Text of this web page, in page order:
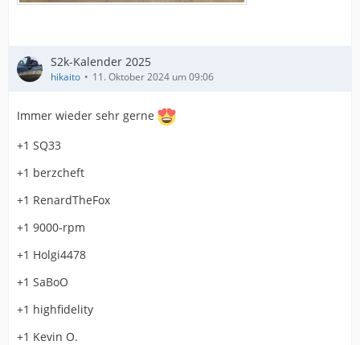
S2k-Kalender 2025
hikaito 11. Oktober 2024 um 09:06
Immer wieder sehr gerne
+1 SQ33
+1 berzcheft
+1 RenardTheFox
+1 9000-rpm
+1 Holgi4478
+1 SaBoO
+1 highfidelity
+1 Kevin O.